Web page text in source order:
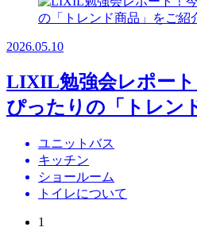
2026.05.10
LIXIL勉強会レポー
ぴったりの「トレン
ユニットバス
キッチン
ショールーム
トイレについて
1